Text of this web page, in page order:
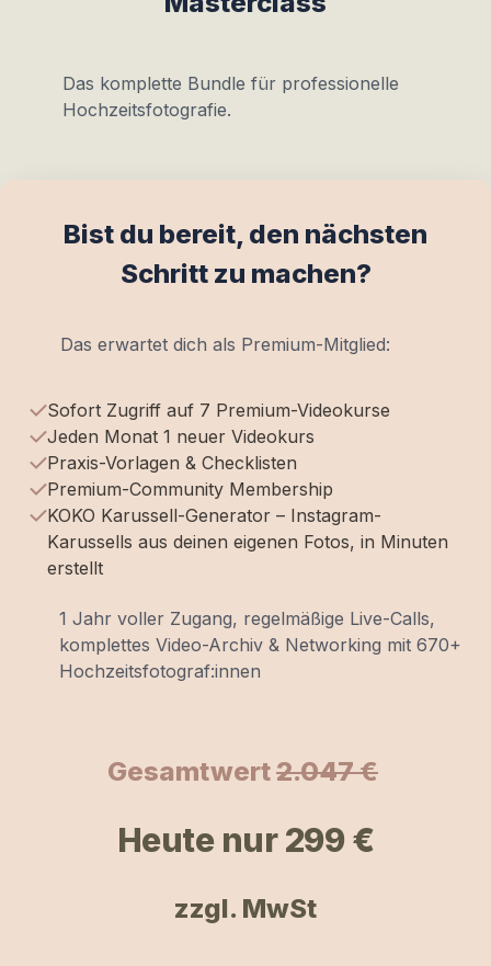
Das komplette Bundle für professionelle
Hochzeitsfotografie.
Bist du bereit, den nächsten
Schritt zu machen?
Das erwartet dich als Premium-Mitglied:
Sofort Zugriff auf 7 Premium-Videokurse
Jeden Monat 1 neuer Videokurs
Praxis-Vorlagen & Checklisten
Premium-Community Membership
KOKO Karussell-Generator – Instagram-
Karussells aus deinen eigenen Fotos, in Minuten
erstellt
1 Jahr voller Zugang, regelmäßige Live-Calls,
komplettes Video-Archiv & Networking mit 670+
Hochzeitsfotograf:innen
Gesamtwert2.047 €
Heute nur 299 €
zzgl. MwSt